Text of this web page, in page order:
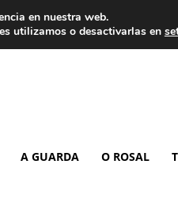
A GUARDA O ROSAL
en nuestra web.
utilizamos o desactivarlas en